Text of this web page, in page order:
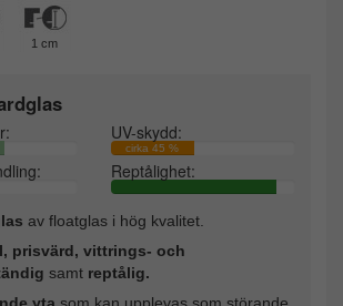
1 cm
UV-skydd:
cirka 45 %
Reptålighet:
av floatglas i hög kvalitet.
prisvärd, vittrings- och
samt reptålig.
yta som kan upplevas som störande.